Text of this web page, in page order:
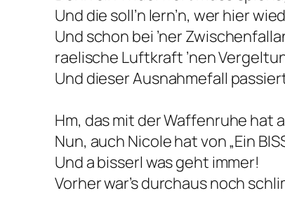
Und die soll’n lern’n, wer hier
Und schon bei ’ner
raelische Luftkraft ’nen
Und dieser Ausnahmefall
Hm, das mit der Waffenruhe hat
Nun, auch Nicole hat von „Ein
Und a bisserl was geht immer!
Vorher war’s durchaus noch